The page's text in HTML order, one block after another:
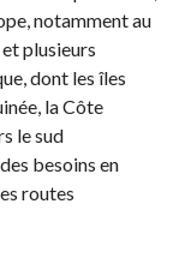
notamment au
plusieurs
dont les îles
la Côte
le sud
besoins en
routes